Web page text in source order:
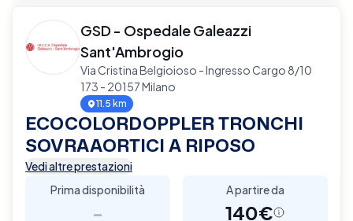
GSD - Ospedale Galeazzi
Sant'Ambrogio
Via Cristina Belgioioso - Ingresso Cargo 8/10
173 - 20157 Milano
11.5 km
ECOCOLORDOPPLER TRONCHI
SOVRAAORTICI A RIPOSO
Vedi altre prestazioni
Prima disponibilità
-
A partire da
140€